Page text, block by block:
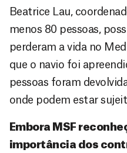
Beatrice Lau,
menos 80 pessoas,
perderam a vida no
que o navio foi
pessoas foram
onde podem estar
Embora MSF
importância dos